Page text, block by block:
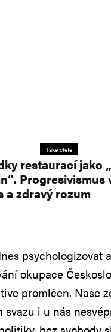
Také čtěte
restaurací jako
Progresivismus
a zdravý rozum
psychologizovat
okupace
promlčen. Naše
svazu i u nás